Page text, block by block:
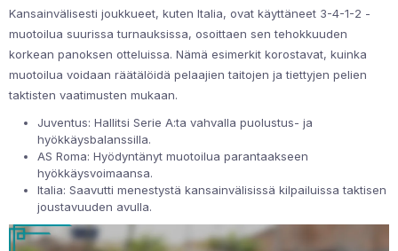
Kansainvälisesti joukkueet, kuten Italia, ovat käyttäneet 3-4-1-2 -
muotoilua suurissa turnauksissa, osoittaen sen tehokkuuden
korkean panoksen otteluissa. Nämä esimerkit korostavat, kuinka
muotoilua voidaan räätälöidä pelaajien taitojen ja tiettyjen pelien
taktisten vaatimusten mukaan.
Juventus: Hallitsi Serie A:ta vahvalla puolustus- ja
hyökkäysbalanssilla.
AS Roma: Hyödyntänyt muotoilua parantaakseen
hyökkäysvoimaansa.
Italia: Saavutti menestystä kansainvälisissä kilpailuissa taktisen
joustavuuden avulla.